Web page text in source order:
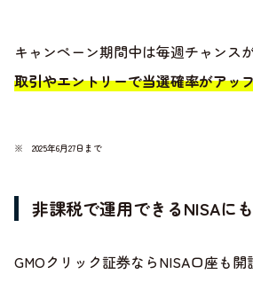
キャンペーン期間中は毎週チャンス
取引やエントリーで当選確率がアッ
※ 2025年6月27日まで
非課税で運用できるNISAに
GMOクリック証券ならNISA口座も開